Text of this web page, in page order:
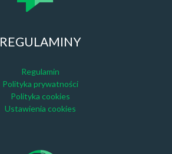
REGULAMINY
Regulamin
Polityka prywatności
Polityka cookies
Ustawienia cookies